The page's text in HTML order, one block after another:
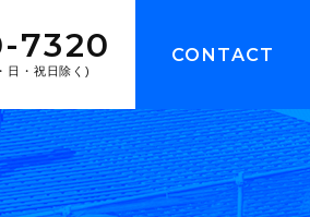
7320
日・祝日除く)
CONTACT